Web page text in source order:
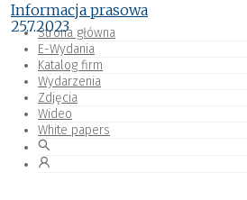
Strona główna
E-Wydania
Katalog firm
Wydarzenia
Zdjęcia
Wideo
White papers
Informacja prasowa
25.7.2023